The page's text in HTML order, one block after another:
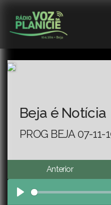
Beja é Notícia
PROG BEJA 07-11-
Anterior